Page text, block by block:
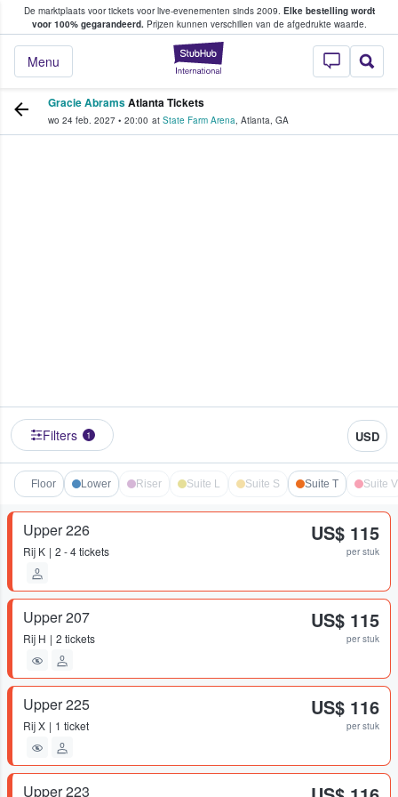
De marktplaats voor tickets voor live-evenementen sinds 2009. Elke bestelling wordt
voor 100% gegarandeerd.Prijzen kunnen verschillen van de afgedrukte waarde.
StubHub: waar
Menu
tickets kopen en verkopen
Gracie AbramsAtlanta Tickets
wo 24 feb. 2027 • 20:00 at State Farm Arena, Atlanta, GA
Filters 1 USD
Floor Lower Riser Suite L Suite S Suite T Suite V
Upper 226
Rij K 2 - 4 tickets
US$ 115
per stuk
Upper 207
Rij H 2 tickets
US$ 115
per stuk
Upper 225
RijX 1 ticket
US$ 116
per stuk
Upper 223